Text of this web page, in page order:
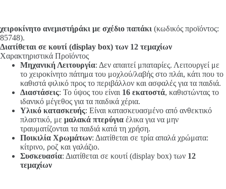
χειροκίνητο ανεμιστήράκι με σχέδιο παπάκι (κωδικός προϊόντος:
85748).
Διατίθεται σε κουτί (display box) των 12 τεμαχίων
Χαρακτηριστικά Προϊόντος
Μηχανική Λειτουργία: Δεν απαιτεί μπαταρίες. Λειτουργεί με
το χειροκίνητο πάτημα του μοχλού/λαβής στο πλάι, κάτι που το
καθιστά φιλικό προς το περιβάλλον και ασφαλές για τα παιδιά.
Διαστάσεις: Το ύψος του είναι 16 εκατοστά, καθιστώντας το
ιδανικό μέγεθος για τα παιδικά χέρια.
Υλικό κατασκευής: Είναι κατασκευασμένο από ανθεκτικό
πλαστικό, με μαλακά πτερύγια έλικα για να μην
τραυματίζονται τα παιδιά κατά τη χρήση.
Ποικιλία Χρωμάτων: Διατίθεται σε τρία απαλά χρώματα:
κίτρινο, ροζ και γαλάζιο.
Συσκευασία: Διατίθεται σε κουτί (display box) των 12
τεμαχίων